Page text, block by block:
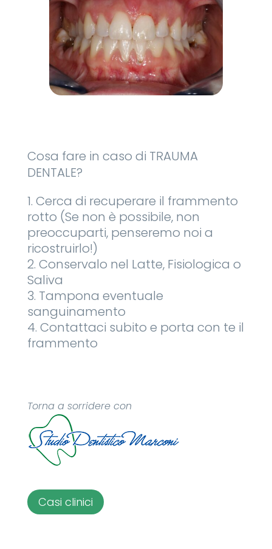
Cosa fare in caso di TRAUMA
DENTALE?
Cerca di recuperare il frammento
rotto (Se non è possibile, non
preoccuparti, penseremo noi a
ricostruirlo!)
Conservalo nel Latte, Fisiologica o
Saliva
Tampona eventuale
sanguinamento
Contattaci subito e porta con te il
frammento
Torna a sorridere con
Casi clinici